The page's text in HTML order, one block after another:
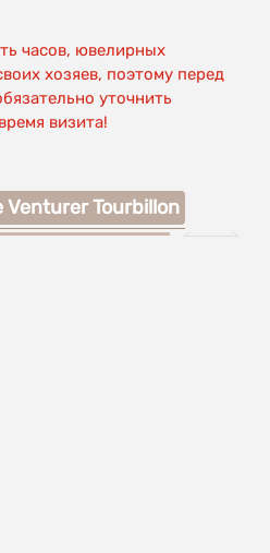
часов, ювелирных
хозяев, поэтому перед
уточнить
визита!
Venturer Tourbillon